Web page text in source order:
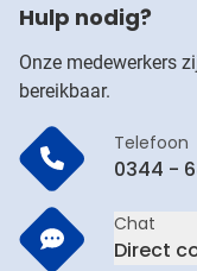
Hulp nodig?
Onze medewerkers
bereikbaar.
Telefoon
0344 -
Chat
Direct